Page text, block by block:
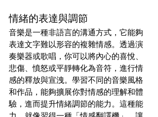
情緒的表達與調節
音樂是一種非語言的溝通方式，它能夠
表達文字難以形容的複雜情感。透過演
奏樂器或歌唱，你可以將內心的喜悅、
悲傷、憤怒或平靜轉化為音符，進行情
感的釋放與宣洩。學習不同的音樂風格
和作品，能夠擴展你對情感的理解和體
驗，進而提升情緒調節的能力。這種能